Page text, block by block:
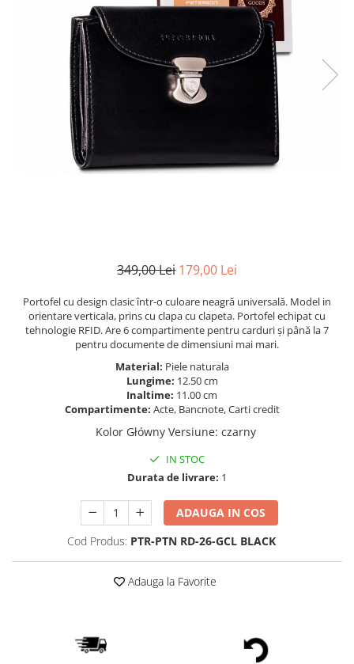
349,00 Lei 179,00 Lei
Portofel cu design clasic într-o culoare neagră universală. Model in
orientare verticala, prins cu clapa cu clapeta. Portofel echipat cu
tehnologie RFID. Are 6 compartimente pentru carduri și până la 7
pentru documente de dimensiuni mai mari.
Material: Piele naturala
Lungime: 12.50 cm
Inaltime: 11.00 cm
Compartimente: Acte, Bancnote, Carti credit
Kolor Główny Versiune: czarny
IN STOC
Durata de livrare: 1
ADAUGA IN COS
Cod Produs: PTR-PTN RD-26-GCL BLACK
Adauga la Favorite